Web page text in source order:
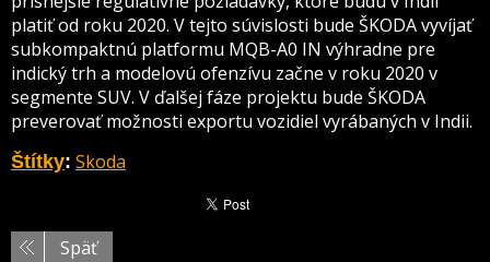
platiť od roku 2020. V tejto súvislosti bude ŠKODA vyvíjať
subkompaktnú platformu MQB-A0 IN výhradne pre
indický trh a modelovú ofenzívu začne v roku 2020 v
segmente SUV. V ďalšej fáze projektu bude ŠKODA
preverovať možnosti exportu vozidiel vyrábaných v Indii.
Štítky: Skoda
Späť